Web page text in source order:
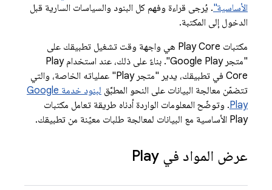
الأساسية". يُرجى قراءة وفهم كل البنود والسياسات السارية قبل
الدخول إلى المكتبة.
مكتبات Play Core هي واجهة وقت تشغيل تطبيقك على
"متجر Google Play". بناءً على ذلك، عند استخدام Play
Core في تطبيقك، يدير "متجر Play" عملياته الخاصة، والتي
تتضمّن معالجة البيانات على النحو المطبَّق
لبنود خدمة Google
Play. وتوضّح المعلومات الواردة أدناه طريقة تعامل مكتبات
Play الأساسية مع البيانات لمعالجة طلبات معيّنة من تطبيقك.
عرض المواد في Play